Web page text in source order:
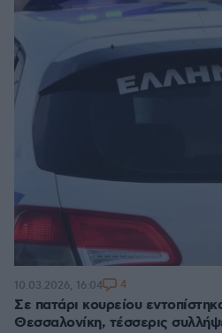
Σε πατάρι κουρείου
Θεσσαλονίκη, τέσσερις
10.03.2026, 16:04 4